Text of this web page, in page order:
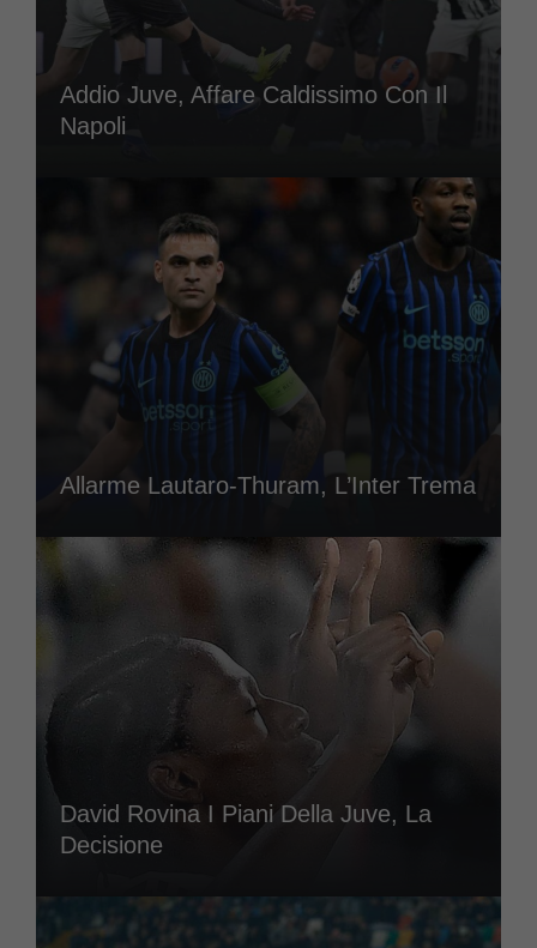
Addio Juve, Affare Caldissimo Con Il
Napoli
Allarme Lautaro-Thuram, L’Inter Trema
David Rovina I Piani Della Juve, La
Decisione